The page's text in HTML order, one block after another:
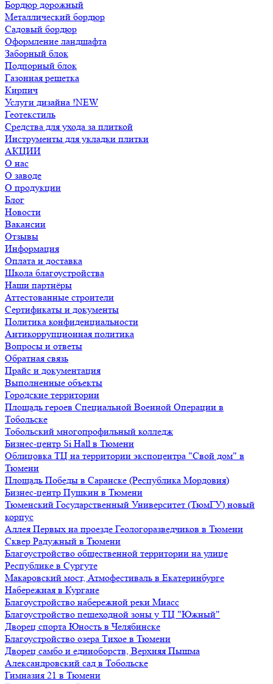
Бордюр дорожный
Металлический бордюр
Садовый бордюр
Оформление ландшафта
Заборный блок
Подпорный блок
Газонная решетка
Кирпич
Услуги дизайна !NEW
Геотекстиль
Средства для ухода за плиткой
Инструменты для укладки плитки
АКЦИИ
О нас
О заводе
О продукции
Блог
Новости
Вакансии
Отзывы
Информация
Оплата и доставка
Школа благоустройства
Наши партнёры
Аттестованные строители
Сертификаты и документы
Политика конфиденциальности
Антикоррупционная политика
Вопросы и ответы
Обратная связь
Прайс и документация
Выполненные объекты
Городские территории
Площадь героев Специальной Военной Операции в
Тобольске
Тобольский многопрофильный колледж
Бизнес-центр Si Hall в Тюмени
Облицовка ТЦ на территории экспоцентра "Свой дом" в
Тюмени
Площадь Победы в Саранске (Республика Мордовия)
Бизнес-центр Пушкин в Тюмени
Тюменский Государственный Университет (ТюмГУ) новый
корпус
Аллея Первых на проезде Геологоразведчиков в Тюмени
Сквер Радужный в Тюмени
Благоустройство общественной территории на улице
Республике в Сургуте
Макаровский мост, Атмофестиваль в Екатеринбурге
Набережная в Кургане
Благоустройство набережной реки Миасс
Благоустройство пешеходной зоны у ТЦ "Южный"
Дворец спорта Юность в Челябинске
Благоустройство озера Тихое в Тюмени
Дворец самбо и единоборств, Верхняя Пышма
Александровский сад в Тобольске
Гимназия 21 в Тюмени